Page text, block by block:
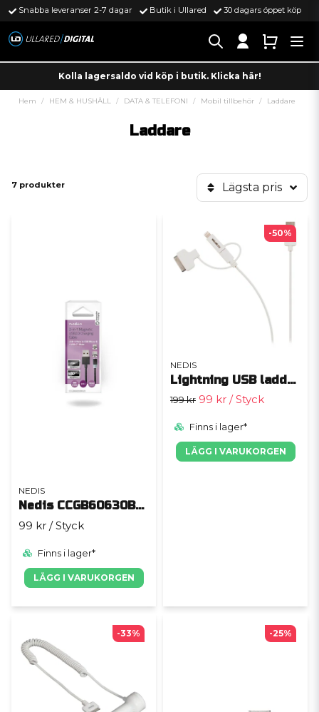
Snabba leveranser 2-7 dagar Butik i Ullared 30 dagars öppet köp
Kolla lagersaldo vid köp i butik. Klicka här!
Hem HEM & HUSHÅLL DATA & TELEFONI Mobil tillbehör Laddare
Laddare
7 produkter Lägsta pris
NEDIS
Nedis CCGB60630BK20
99 kr / Styck
Finns i lager*
LÄGG I VARUKORGEN
NEDIS
Lightning USB laddkabel
199 kr 99 kr / Styck
Finns i lager*
LÄGG I VARUKORGEN
-50%
-33% -25%